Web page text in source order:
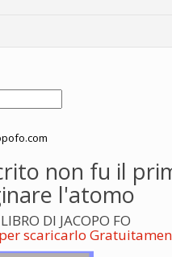
non fu il
l'atomo
DI JACOPO FO
scaricarlo